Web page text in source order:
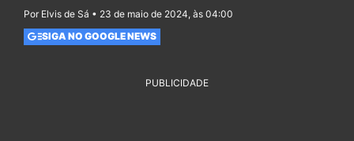
Por Elvis de Sá • 23 de maio de 2024, às 04:00
SIGA NO GOOGLE NEWS
PUBLICIDADE